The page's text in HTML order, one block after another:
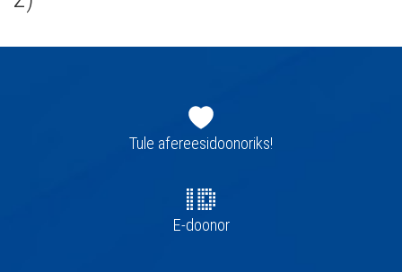
navigatsioonTule afereesidoonoriks!
E-doonor